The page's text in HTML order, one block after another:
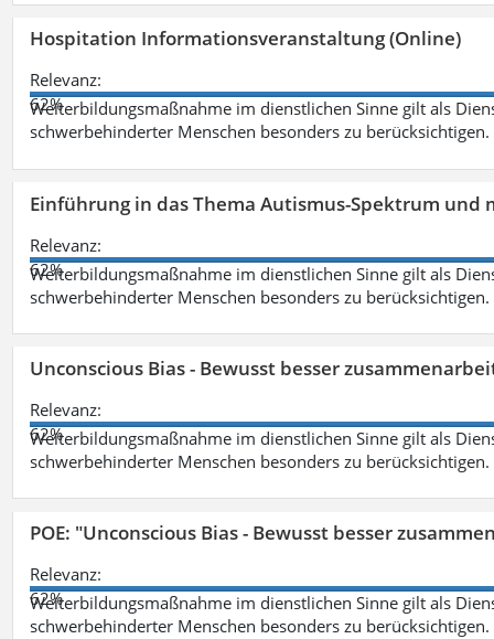
Hospitation Informationsveranstaltung (Online)
Relevanz:
62%
Weiterbildungsmaßnahme im dienstlichen Sinne gilt als
schwerbehinderter Menschen besonders zu berücksichtigen.
Einführung in das Thema Autismus-Spektrum
Relevanz:
62%
Weiterbildungsmaßnahme im dienstlichen Sinne gilt als
schwerbehinderter Menschen besonders zu berücksichtigen.
Unconscious Bias - Bewusst besser
Relevanz:
62%
Weiterbildungsmaßnahme im dienstlichen Sinne gilt als
schwerbehinderter Menschen besonders zu berücksichtigen.
POE: "Unconscious Bias - Bewusst besser
Relevanz:
62%
Weiterbildungsmaßnahme im dienstlichen Sinne gilt als
schwerbehinderter Menschen besonders zu berücksichtigen.